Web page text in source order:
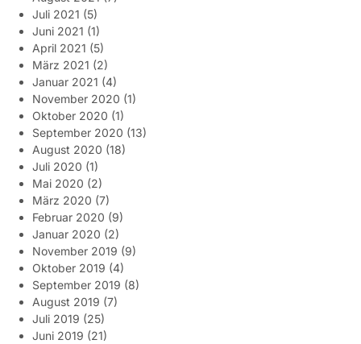
Juli 2021 (5)
Juni 2021 (1)
April 2021 (5)
März 2021 (2)
Januar 2021 (4)
November 2020 (1)
Oktober 2020 (1)
September 2020 (13)
August 2020 (18)
Juli 2020 (1)
Mai 2020 (2)
März 2020 (7)
Februar 2020 (9)
Januar 2020 (2)
November 2019 (9)
Oktober 2019 (4)
September 2019 (8)
August 2019 (7)
Juli 2019 (25)
Juni 2019 (21)